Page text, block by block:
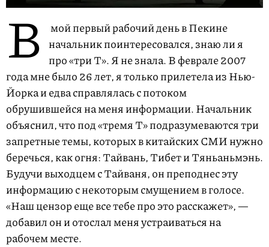
В
мой первый рабочий день в Пекине
начальник поинтересовался, знаю ли я
про «три Т». Я не знала. В феврале 2007
года мне было 26 лет, я только прилетела из Нью-
Йорка и едва справлялась с потоком
обрушившейся на меня информации. Начальник
объяснил, что под «тремя Т» подразумеваются три
запретные темы, которых в китайских СМИ нужно
беречься, как огня: Тайвань, Тибет и Тяньаньмэнь.
Будучи выходцем с Тайваня, он преподнес эту
информацию с некоторым смущением в голосе.
«Наш цензор еще все тебе про это расскажет», —
добавил он и отослал меня устраиваться на
рабочем месте.